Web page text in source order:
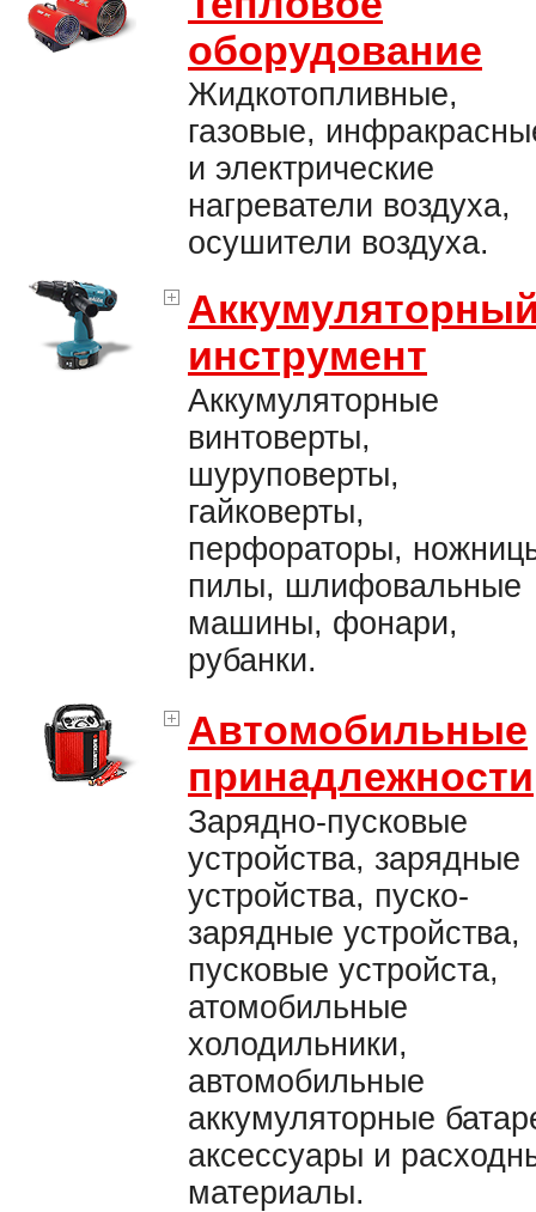
оборудование
Жидкотопливные,
газовые,
и электрические
нагреватели воздуха,
осушители воздуха.
инструмент
Аккумуляторные
винтоверты,
шуруповерты,
гайковерты,
перфораторы,
пилы, шлифовальные
машины, фонари,
рубанки.
Автомобильные
принадлежности
Зарядно-пусковые
устройства, зарядные
устройства, пуско-
зарядные устройства,
пусковые устройста,
атомобильные
холодильники,
автомобильные
аккумуляторные
аксессуары и
материалы.